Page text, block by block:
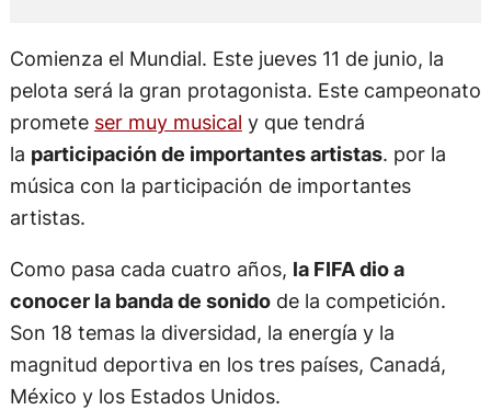
Comienza el Mundial. Este jueves 11 de junio, la
pelota será la gran protagonista. Este campeonato
promete ser muy musical y que tendrá
la participación de importantes artistas. por la
música con la participación de importantes
artistas.
Como pasa cada cuatro años, la FIFA dio a
conocer la banda de sonidode la competición.
Son 18 temas la diversidad, la energía y la
magnitud deportiva en los tres países, Canadá,
México y los Estados Unidos.